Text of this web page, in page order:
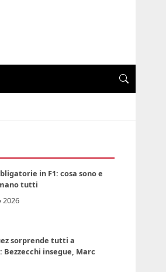
in F1: cosa sono e
tutti
2026
sorprende tutti a
Bezzecchi insegue, Marc